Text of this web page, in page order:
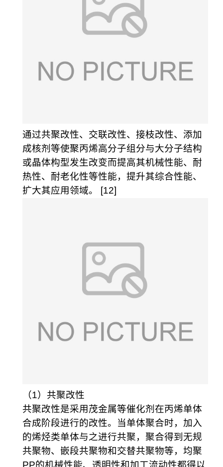
通过共聚改性、交联改性、接枝改性、添加
成核剂等使聚丙烯高分子组分与大分子结构
或晶体构型发生改变而提高其机械性能、耐
热性、耐老化性等性能，提升其综合性能、
扩大其应用领域。 [12]
（1）共聚改性
共聚改性是采用茂金属等催化剂在丙烯单体
合成阶段进行的改性。当单体聚合时，加入
的烯烃类单体与之进行共聚，聚合得到无规
共聚物、嵌段共聚物和交替共聚物等，均聚
PP的机械性能、透明性和加工流动性都得以